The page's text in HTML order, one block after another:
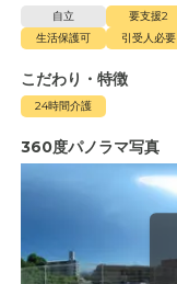
自立 要支援2
生活保護可
引受人必要
こだわり・特徴
24時間介護
360度パノラマ写真